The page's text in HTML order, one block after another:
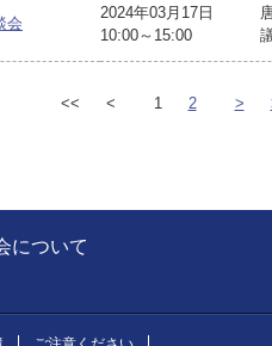
会
2024年03月17日
10:00～15:00
<< < 1 2 >
について